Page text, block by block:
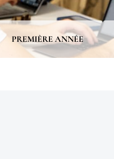
PREMIÈRE ANNÉE